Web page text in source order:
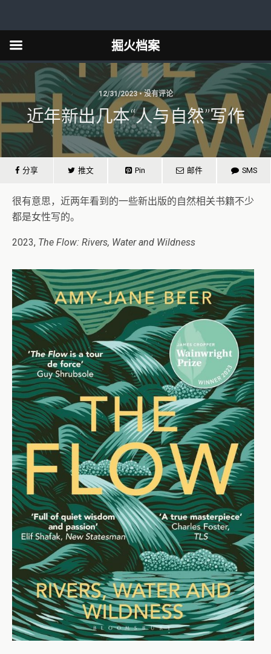
12/31/2023 • 没有评论
近年新出几本“人与自然”写作
分享 推文 Pin 邮件 SMS
很有意思，近两年看到的一些新出版的自然相关书籍不少
都是女性写的。
2023, The Flow: Rivers, Water and Wildness
掘火档案